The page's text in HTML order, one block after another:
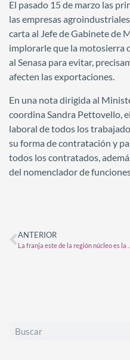
El pasado 15 de marzo las
las empresas
carta al Jefe de Gabinete de
implorarle que la motosierra
al Senasa para evitar,
afecten las exportaciones.
En una nota dirigida al
coordina Sandra Pettovello,
laboral de todos los
su forma de contratación y
todos los contratados,
del nomenclador de
ANTERIOR